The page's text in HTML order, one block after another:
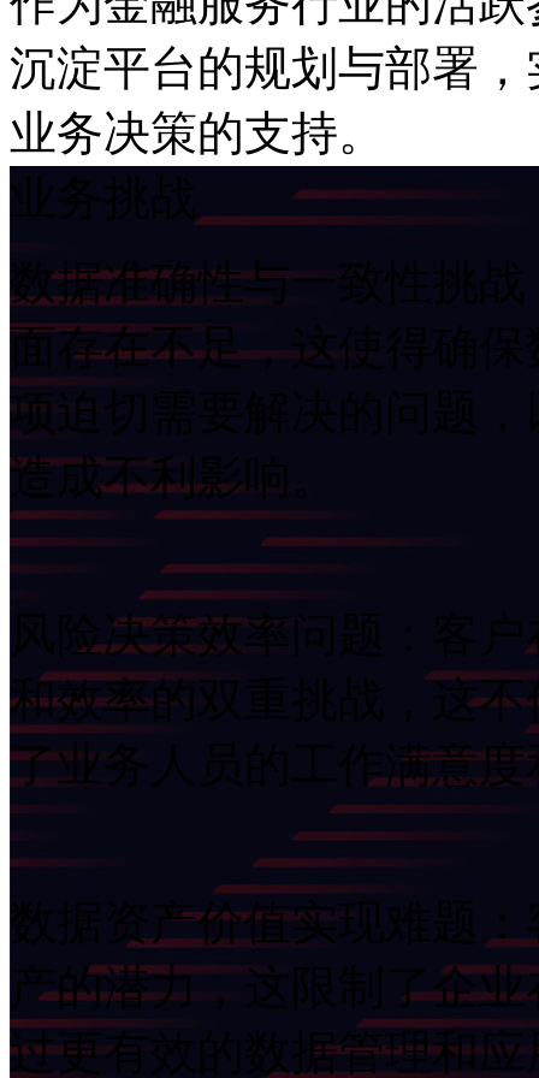
沉淀平台的规划与部署
业务决策的支持。
数据准确性与一致性挑战
面存在不足，这使得
项迫切需要解决的问题
造成不利影响。
风险决策效率问题：
和效率的双重挑战，这
了业务人员的工作满意
数据资产价值实现难题
产的潜力，这限制了企
过更有效的数据管理和